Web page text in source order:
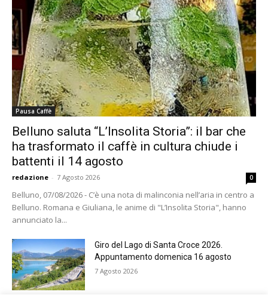
Pausa Caffè
Belluno saluta “L’Insolita Storia”: il bar che
ha trasformato il caffè in cultura chiude i
battenti il 14 agosto
redazione - 7 Agosto 2026 0
Belluno, 07/08/2026 - C’è una nota di malinconia nell’aria in centro a
Belluno. Romana e Giuliana, le anime di "L’Insolita Storia", hanno
annunciato la...
Giro del Lago di Santa Croce 2026.
Appuntamento domenica 16 agosto
7 Agosto 2026